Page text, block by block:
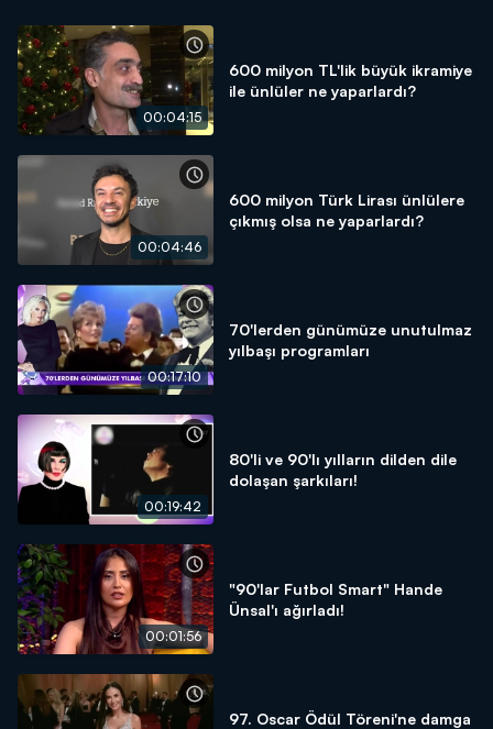
00:04:15
600 milyon TL'lik büyük ikramiye
ile ünlüler ne yaparlardı?
00:04:46
600 milyon Türk Lirası ünlülere
çıkmış olsa ne yaparlardı?
00:17:10
70'lerden günümüze unutulmaz
yılbaşı programları
00:19:42
80'li ve 90'lı yılların dilden dile
dolaşan şarkıları!
00:01:56
"90'lar Futbol Smart" Hande
Ünsal'ı ağırladı!
97. Oscar Ödül Töreni'ne damga